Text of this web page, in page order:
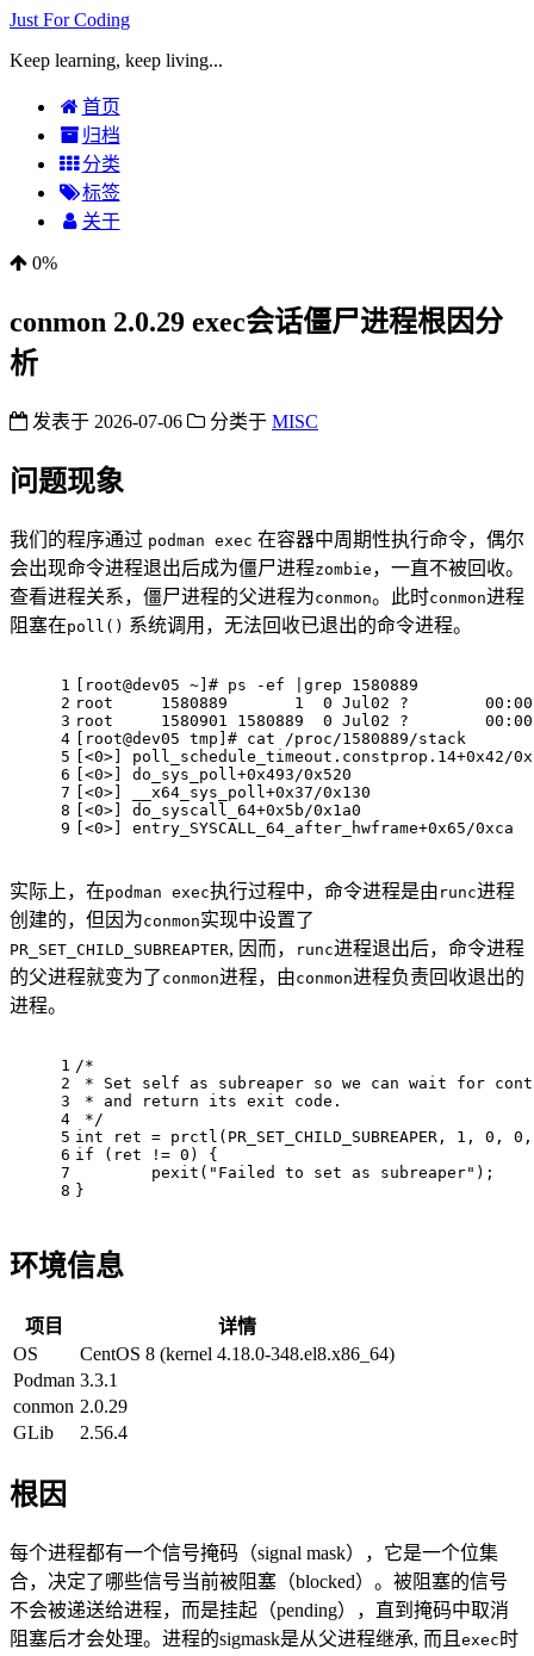
Just For Coding
Keep learning, keep living...
首页
归档
分类
标签
关于
0%
conmon 2.0.29 exec会话僵尸进程根因分
析
发表于 2026-07-06 分类于 MISC
问题现象
我们的程序通过 podman exec 在容器中周期性执行命令，偶尔
会出现命令进程退出后成为僵尸进程zombie ，一直不被回收。
查看进程关系，僵尸进程的父进程为conmon。此时conmon进程
阻塞在poll() 系统调用，无法回收已退出的命令进程。
1
2
3
4
5
6
7
8
9
[root@dev05 ~]# ps -ef |grep 1580889
root     1580889       1  0 Jul02 ?        00:00:00 /usr/
root     1580901 1580889  0 Jul02 ?
[root@dev05 tmp]# cat /proc/1580889/stack
[<0>] poll_schedule_timeout.constprop.14+0x42/
[<0>] do_sys_poll+0x493/0x520
[<0>] __x64_sys_poll+0x37/0x130
[<0>] do_syscall_64+0x5b/0x1a0
[<0>] entry_SYSCALL_64_after_hwframe+0x65/0xca
实际上，在podman exec执行过程中，命令进程是由 runc进程
创建的，但因为conmon实现中设置了
PR_SET_CHILD_SUBREAPTER, 因而， runc进程退出后，命令进程
的父进程就变为了 conmon进程，由conmon进程负责回收退出的
进程。
1
2
3
4
5
6
7
8
/*
* Set self as subreaper so we can wait for
* and return its exit code.
*/
int ret = prctl(PR_SET_CHILD_SUBREAPER, 1 , 0 , 0
if (ret != 0 ) {
	pexit(
"Failed to set as subreaper" );
}
环境信息
项目
详情
OS
CentOS 8 (kernel 4.18.0-348.el8.x86_64)
Podman 3.3.1
conmon 2.0.29
GLib
2.56.4
根因
每个进程都有一个信号掩码（signal mask），它是一个位集
合，决定了哪些信号当前被阻塞（blocked）。被阻塞的信号
不会被递送给进程，而是挂起（pending），直到掩码中取消
阻塞后才会处理。进程的sigmask是从父进程继承, 而且 exec 时